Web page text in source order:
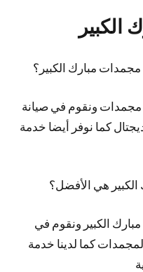
مبارك الكبير؟
ونقوم في صيانة
كما نوفر أيضا خدمة
هي الأفضل؟
الكبير ونقوم في
كما لدينا خدمة